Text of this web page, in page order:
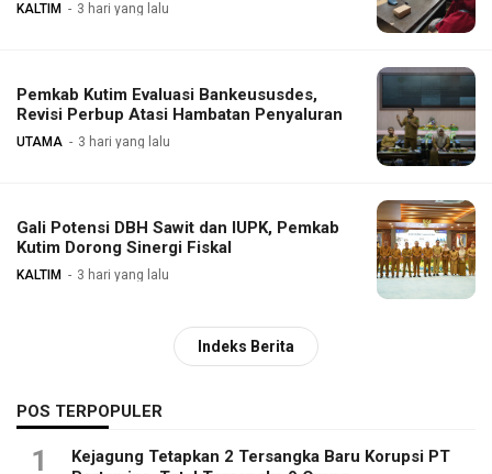
KALTIM 3 hari yang lalu
Pemkab Kutim Evaluasi Bankeususdes,
Revisi Perbup Atasi Hambatan Penyaluran
UTAMA 3 hari yang lalu
Gali Potensi DBH Sawit dan IUPK, Pemkab
Kutim Dorong Sinergi Fiskal
KALTIM 3 hari yang lalu
Indeks Berita
POS TERPOPULER
1
Kejagung Tetapkan 2 Tersangka Baru Korupsi PT